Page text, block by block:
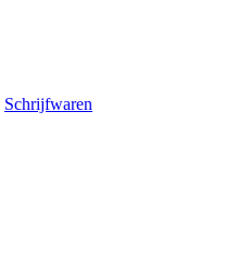
Schrijfwaren